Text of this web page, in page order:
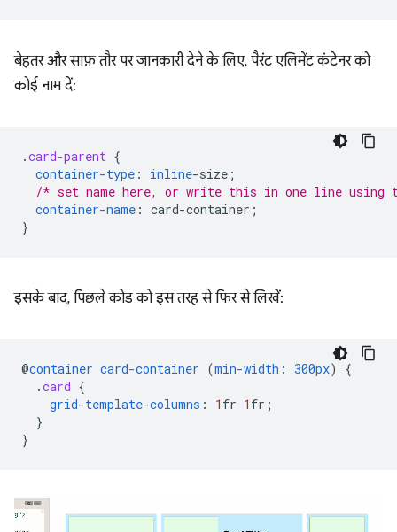
बेहतर और साफ़ तौर पर जानकारी देने के लिए, पैरंट एलिमेंट कंटेनर को
कोई नाम दें:
.card-parent {
container-type : inline-size ;
/* set name here, or write this in one line using
container-name : card-container ;
}
इसके बाद, पिछले कोड को इस तरह से फिर से लिखें:
@container card-container (min-width : 300px)
{
.card {
grid-template-columns : 1 fr 1 fr ;
}
}